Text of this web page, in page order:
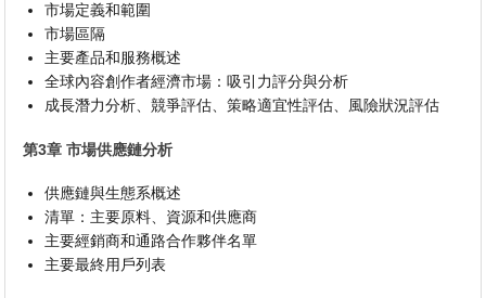
市場定義和範圍
市場區隔
主要產品和服務概述
全球內容創作者經濟市場：吸引力評分與分析
成長潛力分析、競爭評估、策略適宜性評估、風險狀況評估
第3章 市場供應鏈分析
供應鏈與生態系概述
清單：主要原料、資源和供應商
主要經銷商和通路合作夥伴名單
主要最終用戶列表